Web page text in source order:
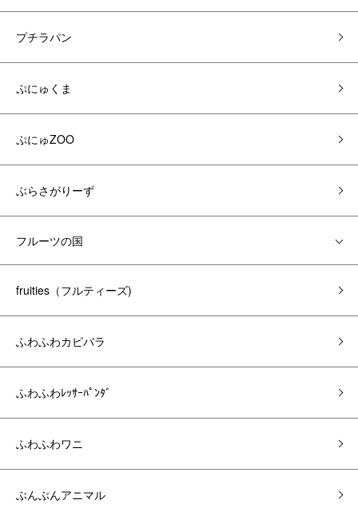
プチラパン
ぷにゅくま
ぷにゅZOO
ぶらさがりーず
フルーツの国
fruities（フルティーズ)
ふわふわカピバラ
ふわふわﾚｯｻｰﾊﾟﾝﾀﾞ
ふわふわワニ
ぶんぶんアニマル